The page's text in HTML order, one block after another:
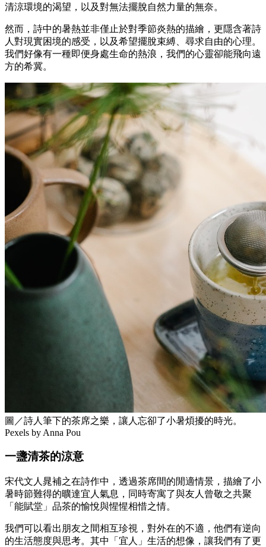
清涼環境的渴望，以及對無法擺脫自然力量的無奈。
然而，詩中的暑熱並非僅止於對季節炎熱的描繪，更隱含著詩
人對現實困境的感受，以及希望擺脫束縛、尋求自由的心理。
我們好像有一種即便身處生命的熱浪，我們的心靈卻能飛向遠
方的希冀。
圖／詩人筆下的茶席之樂，讓人忘卻了小暑煩擾的時光。
Pexels by Anna Pou
一盞清茶的涼意
宋代文人晁補之在詩作中，透過茶席間的閒適情景，描繪了小
暑時節難得的曠達宜人氣息，同時寄寓了與友人曾敬之共聚
「能賦堂」品茶的愉悅與惺惺相惜之情。
我們可以看出朋友之間相互珍視，對外在的不適，他們有逆向
的生活態度與思考。其中「宜人」生活的想像，讓我們有了更